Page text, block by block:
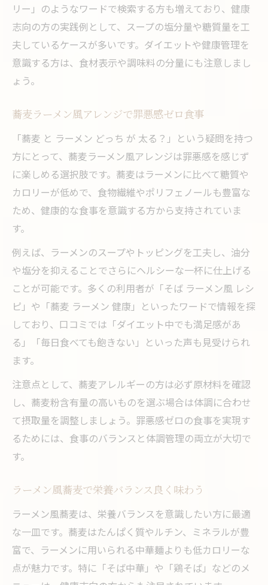
リー」のようなワードで検索する方も増えており、健康
志向の方の実践例として、スープの塩分量や糖質量を工
夫しているケースが多いです。ダイエットや健康管理を
意識する方は、食材表示や調味料の分量にも注意しまし
ょう。
蕎麦ラーメン風アレンジで罪悪感ゼロ食事
「蕎麦 と ラーメン どっち が 太る？」という疑問を持つ
方にとって、蕎麦ラーメン風アレンジは罪悪感を感じず
に楽しめる選択肢です。蕎麦はラーメンに比べて糖質や
カロリーが低めで、食物繊維やポリフェノールも豊富な
ため、健康的な食事を意識する方から支持されていま
す。
例えば、ラーメンのスープやトッピングを工夫し、油分
や塩分を抑えることでさらにヘルシーな一杯に仕上げる
ことが可能です。多くの利用者が「そば ラーメン風 レシ
ピ」や「蕎麦 ラーメン 健康」といったワードで情報を探
しており、口コミでは「ダイエット中でも満足感があ
る」「毎日食べても飽きない」といった声も見受けられ
ます。
注意点として、蕎麦アレルギーの方は必ず原材料を確認
し、蕎麦粉含有量の高いものを選ぶ場合は体調に合わせ
て摂取量を調整しましょう。罪悪感ゼロの食事を実現す
るためには、食事のバランスと体調管理の両立が大切で
す。
ラーメン風蕎麦で栄養バランス良く味わう
ラーメン風蕎麦は、栄養バランスを意識したい方に最適
な一皿です。蕎麦はたんぱく質やルチン、ミネラルが豊
富で、ラーメンに用いられる中華麺よりも低カロリーな
点が魅力です。特に「そば中華」や「鶏そば」などのメ